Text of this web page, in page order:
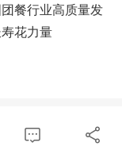
餐行业高质量发
花力量